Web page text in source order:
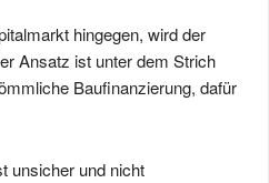
hingegen, wird der
Ansatz ist unter dem Strich
Baufinanzierung, dafür
unsicher und nicht